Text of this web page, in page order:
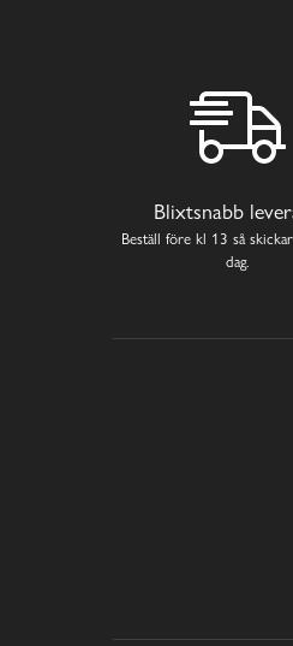
Blixtsnabb
Beställ före kl 13 så
dag.